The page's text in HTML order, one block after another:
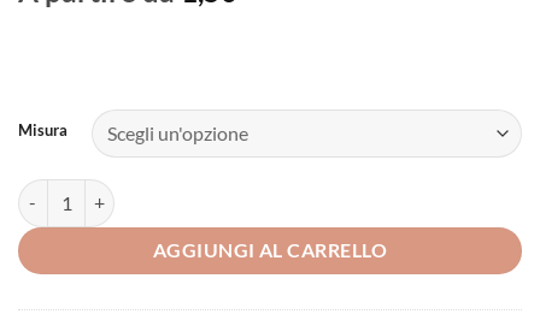
Misura
Vincent Corallini Trasparenti quantità
AGGIUNGI AL CARRELLO